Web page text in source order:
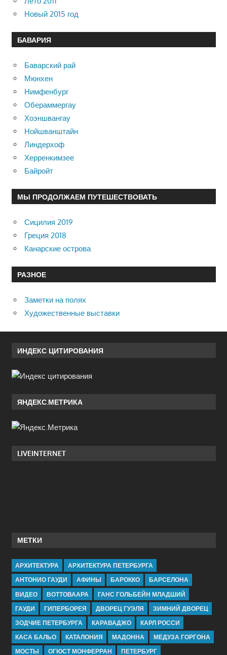
Новый 2015 год
БАВАРИЯ
Баварский рай
Мюнхен
Нимфенбург
Обераммергау
Хоэншвангау
Нойшванштайн
Линдерхоф
Херренкимзее
Байройт
МЫ ПРОДОЛЖАЕМ ПУТЕШЕСТВОВАТЬ
Сицилия 2019
Греция 2018
Канарские острова
РАЗНОЕ
Заметки на полях
Художественные выставки
ИНДЕКС ЦИТИРОВАНИЯ
ЯНДЕКС.МЕТРИКА
LIVEINTERNET
МЕТКИ
АРХИТЕКТУРА
АРХИТЕКТУРА ПЕТЕРБУРГА
АНТОНИО ГАУДИ
АФИНЫ БАРОККО
БАРСЕЛОНА
ВИДЕО
ВОТТОВААРА
ГАНС ГОЛЬБЕЙН МЛАДШИЙ
ГАУДИ
ГИПЕРБОРЕЯ ДВОРЕЦ ГУЭЛЯ
ЗИМНИЙ ДВОРЕЦ
ЗОДЧИЕ ПЕТЕРБУРГА
КАРАВАДЖО
КАРЛ РОССИ
КАСА БАЛЬО
КАТАЛОНИЯ МАДОННА
МЕДУЗА ГОРГОНА
МОСТЫ
ОГЮСТ МОНФЕРРАН ПЕТЕРБУРГ